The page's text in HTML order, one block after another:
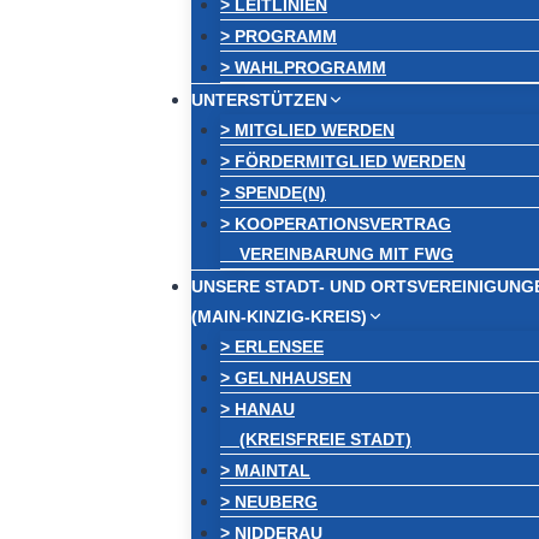
> LEITLINIEN
> PROGRAMM
> WAHLPROGRAMM
UNTERSTÜTZEN
> MITGLIED WERDEN
> FÖRDERMITGLIED WERDEN
> SPENDE(N)
> KOOPERATIONSVERTRAG
VEREINBARUNG MIT FWG
UNSERE STADT- UND
(MAIN-KINZIG-KREIS)
> ERLENSEE
> GELNHAUSEN
> HANAU
(KREISFREIE STADT)
> MAINTAL
> NEUBERG
> NIDDERAU